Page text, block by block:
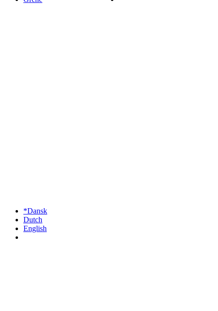
*Dansk
Dutch
English